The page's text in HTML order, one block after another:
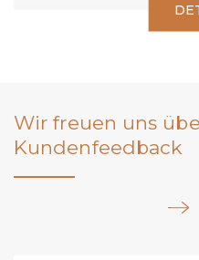
Wir freuen uns
Kundenfeedback